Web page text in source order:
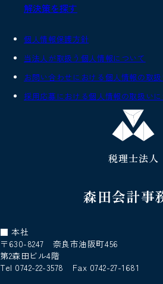
解決策を探す
個人情報保護方針
当法人が取扱う個人情報について
お問い合わせにおける個人情報の取
採用応募における個人情報の取扱いに
森田会計事
税理士法人
■ 本社
〒630-8247 奈良市油阪町456
第2森田ビル4階
Tel 0742-22-3578 Fax 0742-27-1681